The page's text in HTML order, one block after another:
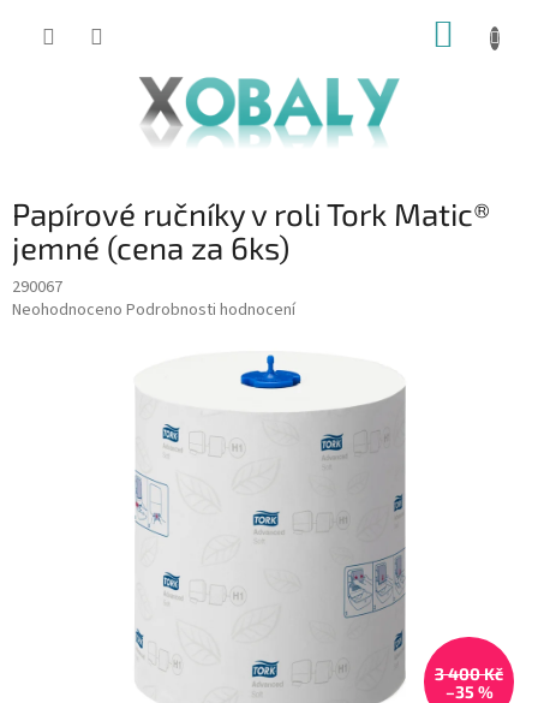
KOŠÍK
Papírové ručníky v roli Tork Matic®
jemné (cena za 6ks)
290067
Průměrné
Neohodnoceno Podrobnosti hodnocení
3 400 Kč
–35 %